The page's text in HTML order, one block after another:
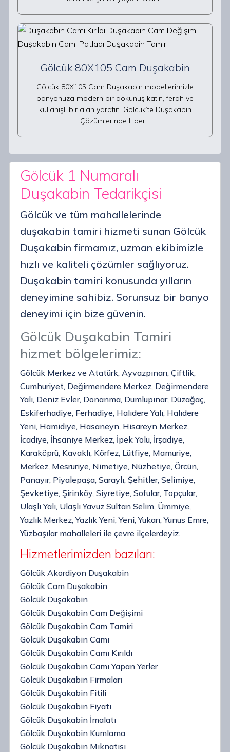
Gölcük 80X105 Cam Duşakabin
Gölcük 80X105 Cam Duşakabin modellerimizle
banyonuza modern bir dokunuş katın, ferah ve
kullanışlı bir alan yaratın. Gölcük’te Duşakabin
Çözümlerinde Lider…
Gölcük 1 Numaralı
Duşakabin Tedarikçisi
Gölcük ve tüm mahallelerinde
duşakabin tamiri hizmeti sunan Gölcük
Duşakabin firmamız, uzman ekibimizle
hızlı ve kaliteli çözümler sağlıyoruz.
Duşakabin tamiri konusunda yılların
deneyimine sahibiz. Sorunsuz bir banyo
deneyimi için bize güvenin.
Gölcük Duşakabin Tamiri
hizmet bölgelerimiz:
Gölcük Merkez ve Atatürk, Ayvazpınarı, Çiftlik,
Cumhuriyet, Değirmendere Merkez, Değirmendere
Yalı, Deniz Evler, Donanma, Dumlupınar, Düzağaç,
Eskiferhadiye, Ferhadiye, Halıdere Yalı, Halıdere
Yeni, Hamidiye, Hasaneyn, Hisareyn Merkez,
İcadiye, İhsaniye Merkez, İpek Yolu, İrşadiye,
Karaköprü, Kavaklı, Körfez, Lütfiye, Mamuriye,
Merkez, Mesruriye, Nimetiye, Nüzhetiye, Örcün,
Panayır, Piyalepaşa, Saraylı, Şehitler, Selimiye,
Şevketiye, Şirinköy, Siyretiye, Sofular, Topçular,
Ulaşlı Yalı, Ulaşlı Yavuz Sultan Selim, Ümmiye,
Yazlık Merkez, Yazlık Yeni, Yeni, Yukarı, Yunus Emre,
Yüzbaşılar mahalleleri ile çevre ilçelerdeyiz.
Hizmetlerimizden bazıları:
Gölcük Akordiyon Duşakabin
Gölcük Cam Duşakabin
Gölcük Duşakabin
Gölcük Duşakabin Cam Değişimi
Gölcük Duşakabin Cam Tamiri
Gölcük Duşakabin Camı
Gölcük Duşakabin Camı Kırıldı
Gölcük Duşakabin Camı Yapan Yerler
Gölcük Duşakabin Firmaları
Gölcük Duşakabin Fitili
Gölcük Duşakabin Fiyatı
Gölcük Duşakabin İmalatı
Gölcük Duşakabin Kumlama
Gölcük Duşakabin Mıknatısı